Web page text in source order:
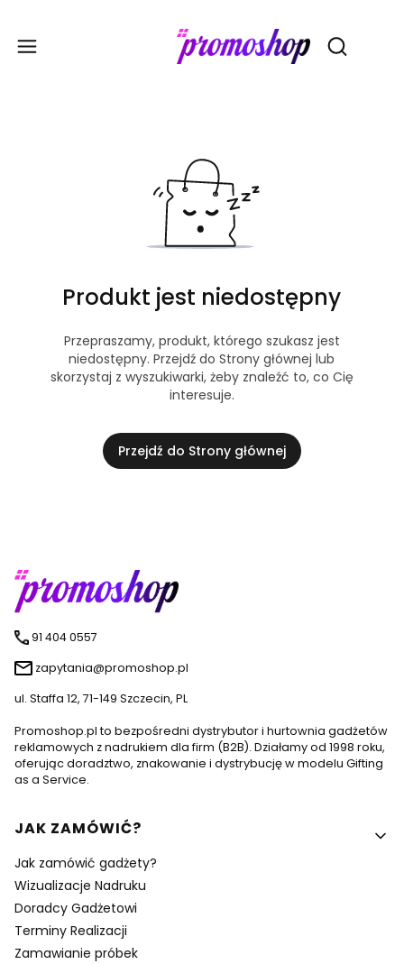
Otwórz
Produkt jest niedostępny
Przepraszamy, produkt, którego szukasz jest
niedostępny. Przejdź do Strony głównej lub
skorzystaj z wyszukiwarki, żeby znaleźć to, co Cię
interesuje.
Przejdź do Strony głównej
91 404 0557
zapytania@promoshop.pl
ul. Staffa 12, 71-149 Szczecin, PL
Promoshop.pl to bezpośredni dystrybutor i hurtownia gadżetów
reklamowych z nadrukiem dla firm (B2B). Działamy od 1998 roku,
oferując doradztwo, znakowanie i dystrybucję w modelu Gifting
as a Service.
Linki w stopce
JAK ZAMÓWIĆ?
Jak zamówić gadżety?
Wizualizacje Nadruku
Doradcy Gadżetowi
Terminy Realizacji
Zamawianie próbek